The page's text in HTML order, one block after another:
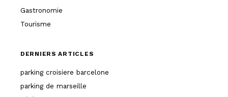
Gastronomie
Tourisme
DERNIERS ARTICLES
parking croisiere barcelone
parking de marseille